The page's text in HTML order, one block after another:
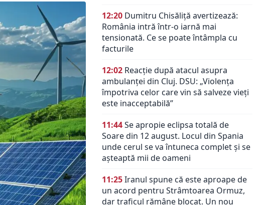
12:20 Dumitru Chisăliță avertizează:
România intră într-o iarnă mai
tensionată. Ce se poate întâmpla cu
facturile
12:02 Reacție după atacul asupra
ambulanței din Cluj. DSU: „Violența
împotriva celor care vin să salveze vieți
este inacceptabilă”
11:44Se apropie eclipsa totală de
Soare din 12 august. Locul din Spania
unde cerul se va întuneca complet și se
așteaptă mii de oameni
11:25Iranul spune că este aproape de
un acord pentru Strâmtoarea Ormuz,
dar traficul rămâne blocat. Un nou